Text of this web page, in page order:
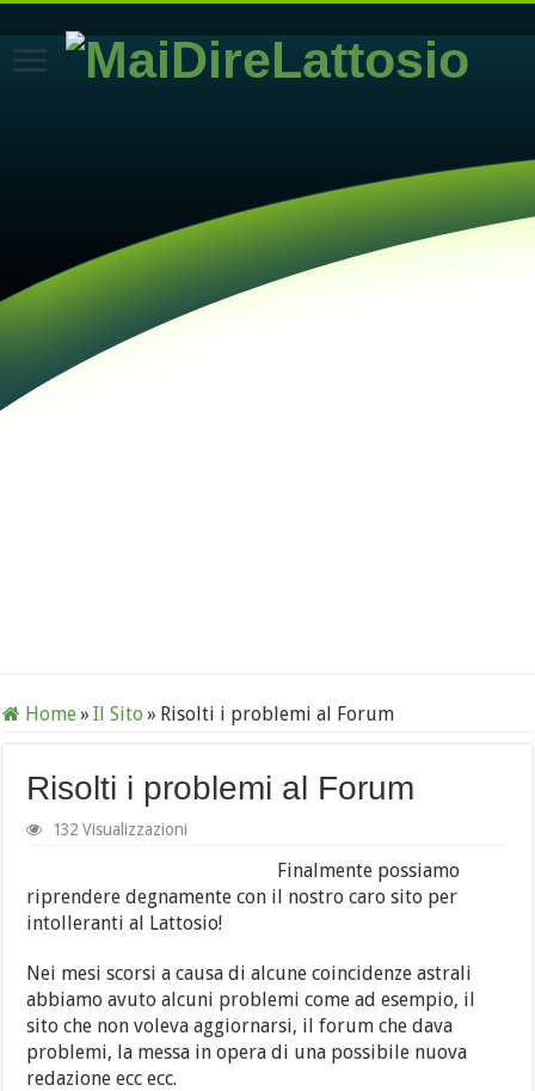
Home» Il Sito » Risolti i problemi al Forum
Risolti i problemi al Forum
132 Visualizzazioni
Finalmente possiamo
riprendere degnamente con il nostro caro sito per
intolleranti al Lattosio!
Nei mesi scorsi a causa di alcune coincidenze astrali
abbiamo avuto alcuni problemi come ad esempio, il
sito che non voleva aggiornarsi, il forum che dava
problemi, la messa in opera di una possibile nuova
redazione ecc ecc.